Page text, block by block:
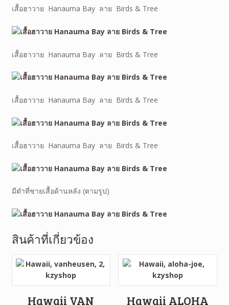
เสื้อฮาวาย Hanauma Bay ลาย Birds & Tree
เสื้อฮาวาย Hanauma Bay ลาย Birds & Tree
เสื้อฮาวาย Hanauma Bay ลาย Birds & Tree
เสื้อฮาวาย Hanauma Bay ลาย Birds & Tree
มีตำที่ชายเสื้อด้านหลัง (ตามรูป)
สินค้าที่เกี่ยวข้อง
Hawaii VAN Hawaii ALOHA